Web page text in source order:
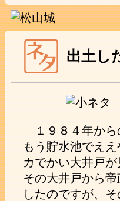
出土し
１９８４年か
もう貯水池でえ
カでかい大井戸
その大井戸から
したのですが、